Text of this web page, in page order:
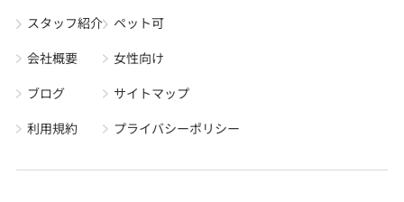
スタッフ紹介
会社概要
ブログ
利用規約
ペット可
女性向け
サイトマップ
プライバシーポリシー